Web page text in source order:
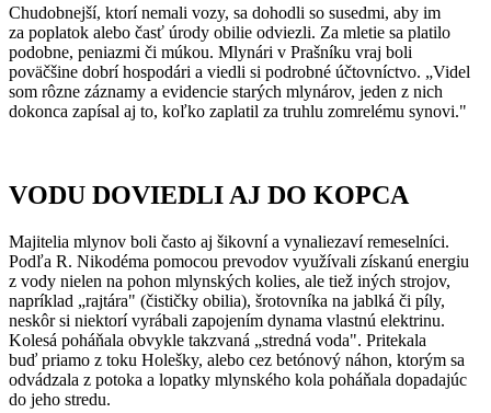
Chudobnejší, ktorí nemali vozy, sa dohodli so susedmi, aby im
za poplatok alebo časť úrody obilie odviezli. Za mletie sa platilo
podobne, peniazmi či múkou. Mlynári v Prašníku vraj boli
poväčšine dobrí hospodári a viedli si podrobné účtovníctvo. „Videl
som rôzne záznamy a evidencie starých mlynárov, jeden z nich
dokonca zapísal aj to, koľko zaplatil za truhlu zomrelému synovi."
VODU DOVIEDLI AJ DO KOPCA
Majitelia mlynov boli často aj šikovní a vynaliezaví remeselníci.
Podľa R. Nikodéma pomocou prevodov využívali získanú energiu
z vody nielen na pohon mlynských kolies, ale tiež iných strojov,
napríklad „rajtára" (čističky obilia), šrotovníka na jablká či píly,
neskôr si niektorí vyrábali zapojením dynama vlastnú elektrinu.
Kolesá poháňala obvykle takzvaná „stredná voda". Pritekala
buď priamo z toku Holešky, alebo cez betónový náhon, ktorým sa
odvádzala z potoka a lopatky mlynského kola poháňala dopadajúc
do jeho stredu.